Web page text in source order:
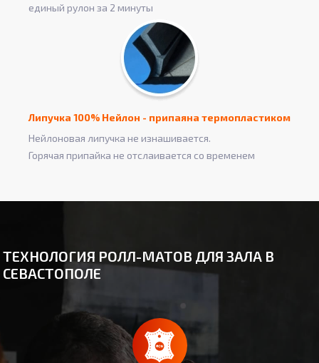
единый рулон за 2 минуты
Липучка 100% Нейлон - припаяна термопластиком
Нейлоновая липучка не изнашивается.
Горячая припайка не отслаивается со временем
ТЕХНОЛОГИЯ РОЛЛ-МАТОВ ДЛЯ ЗАЛА В
СЕВАСТОПОЛЕ